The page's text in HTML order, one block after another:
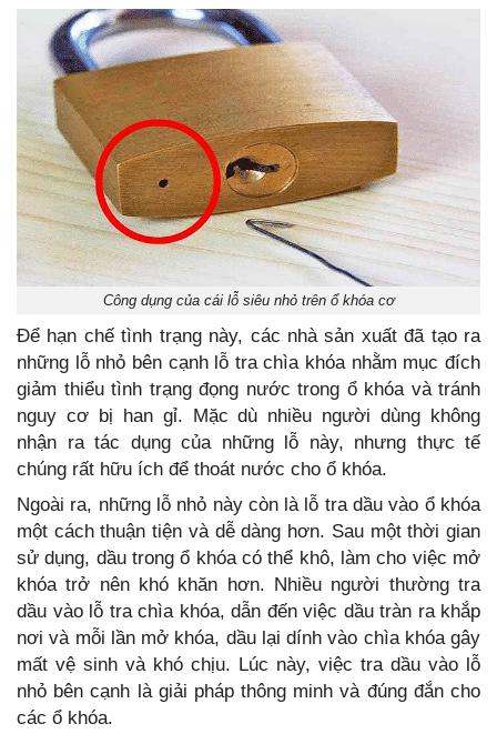
Công dụng của cái lỗ siêu nhỏ trên ổ khóa cơ
Để hạn chế tình trạng này, các nhà sản xuất đã tạo ra
những lỗ nhỏ bên cạnh lỗ tra chìa khóa nhằm mục đích
giảm thiểu tình trạng đọng nước trong ổ khóa và tránh
nguy cơ bị han gỉ. Mặc dù nhiều người dùng không
nhận ra tác dụng của những lỗ này, nhưng thực tế
chúng rất hữu ích để thoát nước cho ổ khóa.
Ngoài ra, những lỗ nhỏ này còn là lỗ tra dầu vào ổ khóa
một cách thuận tiện và dễ dàng hơn. Sau một thời gian
sử dụng, dầu trong ổ khóa có thể khô, làm cho việc mở
khóa trở nên khó khăn hơn. Nhiều người thường tra
dầu vào lỗ tra chìa khóa, dẫn đến việc dầu tràn ra khắp
nơi và mỗi lần mở khóa, dầu lại dính vào chìa khóa gây
mất vệ sinh và khó chịu. Lúc này, việc tra dầu vào lỗ
nhỏ bên cạnh là giải pháp thông minh và đúng đắn cho
các ổ khóa.